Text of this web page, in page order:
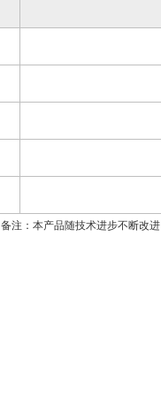
备注：本产品随技术进步不断改